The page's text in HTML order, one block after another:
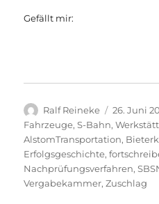
Gefällt mir:
Autor
Ralf Reineke
am
26. Juni
Fahrzeuge,S-Bahn,
AlstomTransportation,
Erfolgsgeschichte,
Nachprüfungsverfahren,
Vergabekammer,Zuschlag